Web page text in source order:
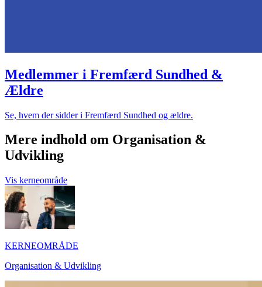
Medlemmer i Fremfærd Sundhed &
Ældre
Se, hvem der sidder i Fremfærd Sundhed og ældre.
Mere indhold om Organisation &
Udvikling
Vis kerneområde
KERNEOMRÅDE
Organisation & Udvikling